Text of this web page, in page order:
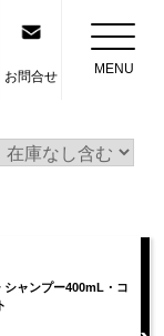
お問合せ MENU
シャンプー400mL・コ